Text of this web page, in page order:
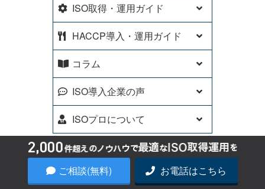
ISO取得・運用ガイド
HACCP導入・運用ガイド
コラム
ISO導入企業の声
ISOプロについて
ご相談(無料) お電話はこちら